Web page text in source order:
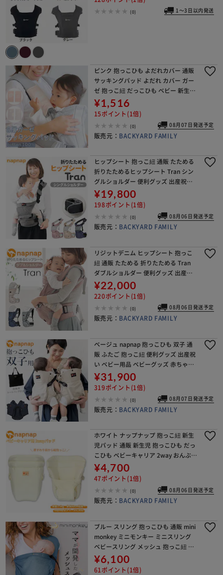
(0) 1～3日以内発送
ピンク 抱っこひも よだれカバー 通販
サッキングパッド よだれ カバー ガー
ゼ 抱っこ紐 だっこひも ベビー 新生児
綿100% コットン 日本製 ゾウ 象 ぞう
リバーシブル ふんわり 柔らかい
¥1,516
15ポイント(1倍)
(0) 08月07日発送予定
販売元： BACKYARD FAMILY
ヒップシート 抱っこ紐 通販 たためる
折りたためるヒップシート Tran シン
グルショルダー 便利グッズ 出産祝い
ベビー用品 ベビーグッズ 赤ちゃん用
品 ウエストキャリーバッグ パパグッ
¥19,800
198ポイント(1倍)
(0) 08月06日発送予定
販売元： BACKYARD FAMILY
リジットデニム ヒップシート 抱っこ
紐 通販 たためる 折りたためる Tran
ダブルショルダー 便利グッズ 出産祝
い ベビー用品 ベビーグッズ 赤ちゃん
用品 ウエストキャリーバッグ パパグ
¥22,000
220ポイント(1倍)
(0) 08月06日発送予定
販売元： BACKYARD FAMILY
ベージュ napnap 抱っこひも 双子 通
販 ふたご 抱っこ紐 便利グッズ 出産祝
い ベビー用品 ベビーグッズ 赤ちゃん
用品 だっこひも おんぶ おんぶ紐 イク
メン パパグッズ メッシュ フード 孫
¥31,900
319ポイント(1倍)
(0) 08月07日発送予定
販売元： BACKYARD FAMILY
ホワイト ナップナップ 抱っこ紐 新生
児パッド 通販 新生児 抱っこひも だっ
こひも ベビーキャリア 2way おんぶ紐
パット ヘッドサポート ベビーキャリ
ー セーフティーグッズ 安全 グッズ パ
¥4,700
47ポイント(1倍)
(0) 08月06日発送予定
販売元： BACKYARD FAMILY
ブルー スリング 抱っこひも 通販 mini
monkey ミニモンキー ミニスリング
ベビースリング メッシュ 抱っこ紐 縦
抱き 腰抱き シンプル 無地 赤ちゃん コ
ンパクト 外出 移動用品 寝かしつ
¥6,100
61ポイント(1倍)